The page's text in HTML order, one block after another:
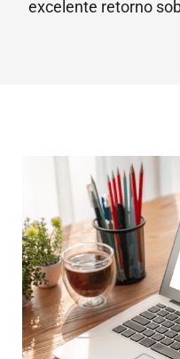
excelente retorno